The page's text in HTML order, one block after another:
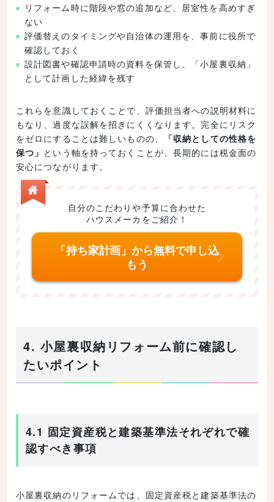
リフォーム時に階段や窓の追加など、居室性を高めすぎ
ない
評価替えのタイミングや自治体の運用を、事前に役所で
確認しておく
設計図書や確認申請時の資料を保管し、「小屋裏収納」
として計画した経緯を残す
これらを意識しておくことで、評価担当者への説明材料に
もなり、過度な誤解を招きにくくなります。完全にリスク
をゼロにすることは難しいものの、
「収納としての性格を
保つ」 という軸を持っておくことが、長期的には税金面の
安心につながります。
自分のこだわりや予算に合わせた
ハウスメーカをご紹介！
「持ち家計画」から無料で申し込
もう
4. 小屋裏収納リフォーム前に確認し
たいポイント
4.1 固定資産税と建築基準法それぞれで確
認すべき事項
小屋裏収納のリフォームでは、固定資産税と建築基準法の